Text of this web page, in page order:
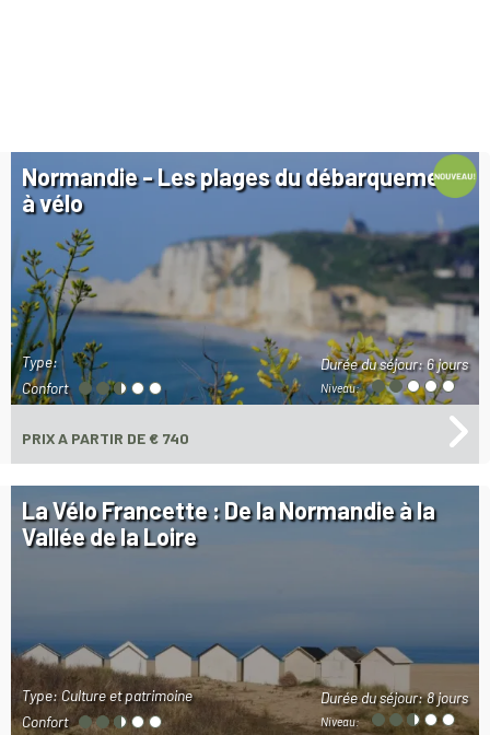
Normandie - Les plages du débarquement
à vélo
Durée du séjour:6 jours
Niveau:
Type:
Confort
PRIXA PARTIR DE € 740
La Vélo Francette : De la Normandie à la
Vallée de la Loire
Durée du séjour:8 jours
Niveau:
Type: Culture et patrimoine
Confort